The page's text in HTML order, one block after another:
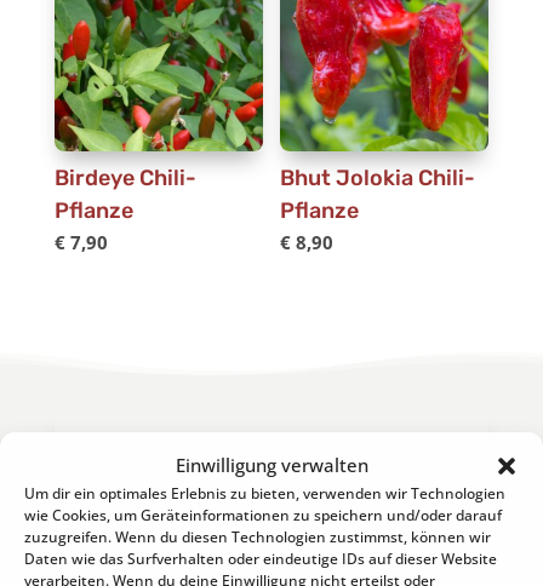
Einwilligung verwalten
Um dir ein optimales Erlebnis zu bieten, verwenden wir Technologien
wie Cookies, um Geräteinformationen zu speichern und/oder darauf
zuzugreifen. Wenn du diesen Technologien zustimmst, können wir
Daten wie das Surfverhalten oder eindeutige IDs auf dieser Website
verarbeiten. Wenn du deine Einwilligung nicht erteilst oder
Birdeye Chili-
Pflanze
€7,90
Bhut Jolokia Chili-
Pflanze
€ 8,90
Hot & Spicy News
Der Newsletter der Chili-Werkstatt
... alles über die Chili zum
Nachlesen!